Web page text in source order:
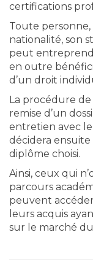
certifications
Toute personne,
nationalité, son
peut
en outre
d’un droit
La procédure
remise d’un
entretien avec
décidera
diplôme choisi.
Ainsi, ceux qui
parcours
peuvent
leurs acquis
sur le marché